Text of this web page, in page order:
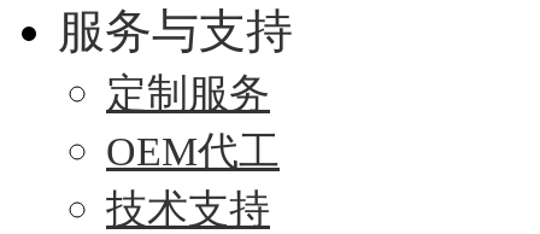
服务与支持
定制服务
OEM代工
技术支持